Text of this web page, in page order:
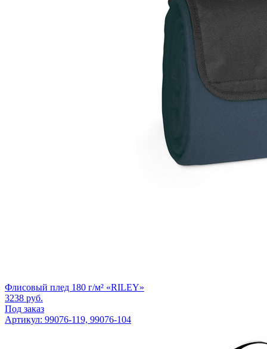
Флисовый плед 180 г/м² «RILEY»
3238 руб.
Под заказ
Артикул: 99076-119, 99076-104